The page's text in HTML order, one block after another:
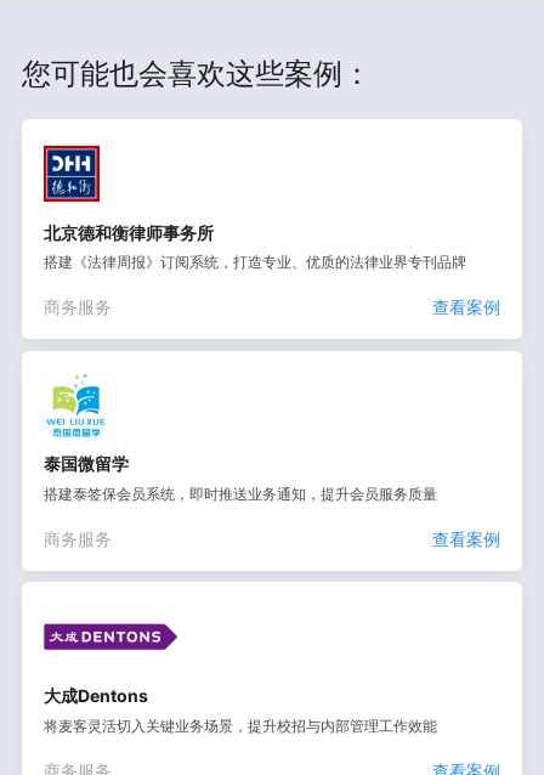
您可能也会喜欢这些案例：
北京德和衡律师事务所
搭建《法律周报》订阅系统，打造专业、优质的法律业界专刊品牌
商务服务 查看案例
泰国微留学
搭建泰签保会员系统，即时推送业务通知，提升会员服务质量
商务服务 查看案例
大成Dentons
将麦客灵活切入关键业务场景，提升校招与内部管理工作效能
商务服务 查看案例